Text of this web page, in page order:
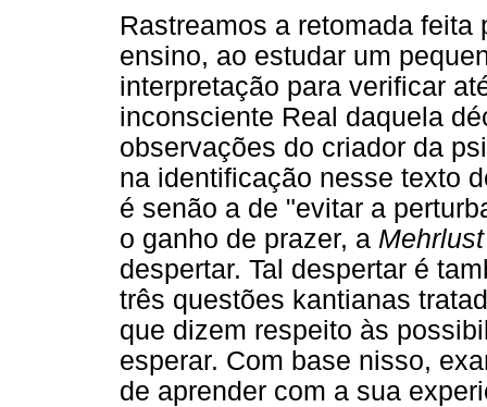
Rastreamos a retomada
ensino, ao estudar um
interpretação para verificar
inconsciente Real daquela
observações do criador da
na identificação nesse texto
é senão a de "evitar a
o ganho de prazer, a Mehrlust
despertar. Tal despertar é
três questões kantianas
que dizem respeito às
esperar. Com base nisso,
de aprender com a sua